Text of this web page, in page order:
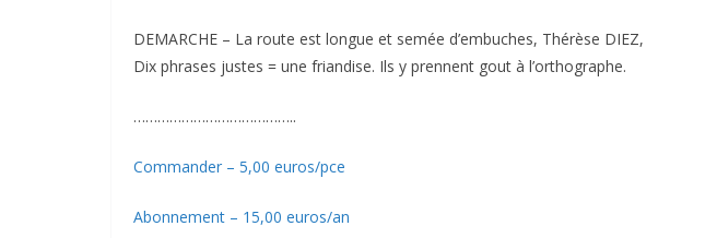
DEMARCHE – La route est longue et semée d’embuches, Thérèse DIEZ,
Dix phrases justes = une friandise. Ils y prennent gout à l’orthographe.
…………………………………..
Commander – 5,00 euros/pce
Abonnement – 15,00 euros/an